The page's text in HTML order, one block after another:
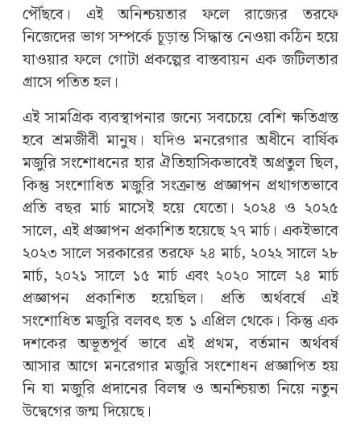
পৌঁছবে। এই অনিশ্চয়তার ফলে রাজ্যের তরফে
নিজেদের ভাগ সম্পর্কে চূড়ান্ত সিদ্ধান্ত নেওয়া কঠিন হয়ে
যাওয়ার ফলে গোটা প্রকল্পের বাস্তবায়ন এক জটিলতার
গ্রাসে পতিত হল।
এই সামগ্রিক ব্যবস্থাপনার জন্যে সবচেয়ে বেশি ক্ষতিগ্রস্ত
হবে শ্রমজীবী মানুষ। যদিও মনরেগার অধীনে বার্ষিক
মজুরি সংশোধনের হার ঐতিহাসিকভাবেই অপ্রতুল ছিল,
কিন্তু সংশোধিত মজুরি সংক্রান্ত প্রজ্ঞাপন প্রথাগতভাবে
প্রতি বছর মার্চ মাসেই হয়ে যেতো। ২০২৪ ও ২০২৫
সালে, এই প্রজ্ঞাপন প্রকাশিত হয়েছে ২৭ মার্চ। একইভাবে
২০২৩ সালে সরকারের তরফে ২৪ মার্চ, ২০২২ সালে ২৮
মার্চ, ২০২১ সালে ১৫ মার্চ এবং ২০২০ সালে ২৪ মার্চ
প্রজ্ঞাপন প্রকাশিত হয়েছিল। প্রতি অর্থবর্ষে এই
সংশোধিত মজুরি বলবৎ হত ১ এপ্রিল থেকে। কিন্তু এক
দশকের অভূতপূর্ব ভাবে এই প্রথম, বর্তমান অর্থবর্ষ
আসার আগে মনরেগার মজুরি সংশোধন প্রজ্ঞাপিত হয়
নি যা মজুরি প্রদানের বিলম্ব ও অনশ্চিয়তা নিয়ে নতুন
উদ্বেগের জন্ম দিয়েছে।